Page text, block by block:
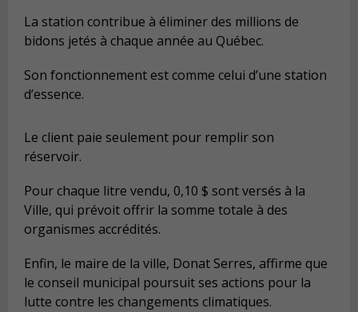
La station contribue à éliminer des millions de
bidons jetés à chaque année au Québec.
Son fonctionnement est comme celui d’une station
d’essence.
Le client paie seulement pour remplir son
réservoir.
Pour chaque litre vendu, 0,10 $ sont versés à la
Ville, qui prévoit offrir la somme totale à des
organismes accrédités.
Enfin, le maire de la ville, Donat Serres, affirme que
le conseil municipal poursuit ses actions pour la
lutte contre les changements climatiques.